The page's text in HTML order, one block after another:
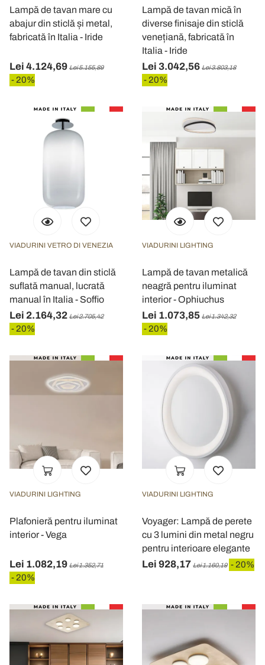
Lampă de tavan mare cu
abajur din sticlă și metal,
fabricată în Italia - Iride
Lei 4.124,69 Lei 5.155,89
- 20%
Lampă de tavan mică în
diverse finisaje din sticlă
venețiană, fabricată în
Italia - Iride
Lei 3.042,56 Lei 3.803,18
- 20%
VIADURINI VETRO DI VENEZIA
Lampă de tavan din sticlă
suflată manual, lucrată
manual în Italia - Soffio
Lei 2.164,32 Lei 2.705,42
- 20%
VIADURINI LIGHTING
Lampă de tavan metalică
neagră pentru iluminat
interior - Ophiuchus
Lei 1.073,85 Lei 1.342,32
- 20%
VIADURINI LIGHTING
Plafonieră pentru iluminat
interior - Vega
Lei 1.082,19 Lei 1.352,71
- 20%
VIADURINI LIGHTING
Voyager: Lampă de perete
cu 3 lumini din metal negru
pentru interioare elegante
Lei 928,17 Lei 1.160,19 - 20%